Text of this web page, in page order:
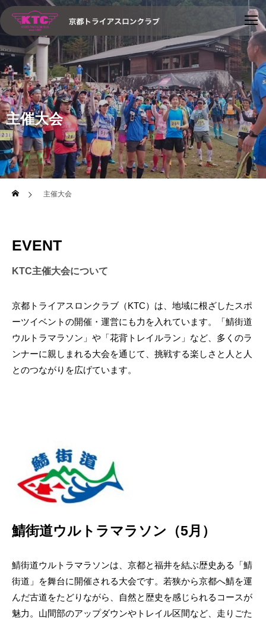
主催大会
主催大会
EVENT
KTC主催大会について
京都トライアスロンクラブ（KTC）は、地域に根ざしたスポ
ーツイベントの開催・運営にも力を入れています。「鯖街道
ウルトラマラソン」や「花背トレイルラン」など、多くのラ
ンナーに親しまれる大会を通じて、挑戦する楽しさと人と人
とのつながりを広げています。
鯖街道ウルトラマラソン（5月）
鯖街道ウルトラマラソンは、京都と福井を結ぶ歴史ある「鯖
街道」を舞台に開催される大会です。若狭から京都へ鯖を運
んだ古道をたどりながら、自然と歴史を感じられるコースが
魅力。山間部のアップダウンやトレイル区間など、走りごた